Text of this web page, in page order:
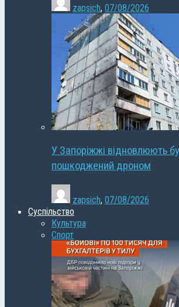
zapsich, 07/08/2026
У Запоріжжі відновлюють
пошкоджений дроном
zapsich, 07/08/2026
Суспільство
Культура
Спорт